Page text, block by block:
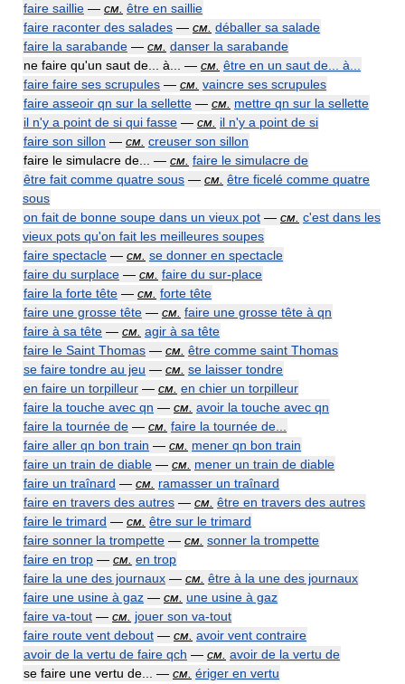
faire saillie — см. être en saillie
faire raconter des salades — см. déballer sa salade
faire la sarabande — см. danser la sarabande
ne faire qu'un saut de... à... — см. être en un saut de... à...
faire faire ses scrupules — см. vaincre ses scrupules
faire asseoir qn sur la sellette — см. mettre qn sur la sellette
il n'y a point de si qui fasse — см. il n'y a point de si
faire son sillon — см. creuser son sillon
faire le simulacre de... — см. faire le simulacre de
être fait comme quatre sous — см. être ficelé comme quatre
sous
on fait de bonne soupe dans un vieux pot — см. c'est dans les
vieux pots qu'on fait les meilleures soupes
faire spectacle — см. se donner en spectacle
faire du surplace — см. faire du sur-place
faire la forte tête — см. forte tête
faire une grosse tête — см. faire une grosse tête à qn
faire à sa tête — см. agir à sa tête
faire le Saint Thomas — см. être comme saint Thomas
se faire tondre au jeu — см. se laisser tondre
en faire un torpilleur — см. en chier un torpilleur
faire la touche avec qn — см. avoir la touche avec qn
faire la tournée de — см. faire la tournée de...
faire aller qn bon train — см. mener qn bon train
faire un train de diable — см. mener un train de diable
faire un traînard — см. ramasser un traînard
faire en travers des autres — см. être en travers des autres
faire le trimard — см. être sur le trimard
faire sonner la trompette — см. sonner la trompette
faire en trop — см. en trop
faire la une des journaux — см. être à la une des journaux
faire une usine à gaz — см. une usine à gaz
faire va-tout — см. jouer son va-tout
faire route vent debout — см. avoir vent contraire
avoir de la vertu de faire qch — см. avoir de la vertu de
se faire une vertu de... — см. ériger en vertu